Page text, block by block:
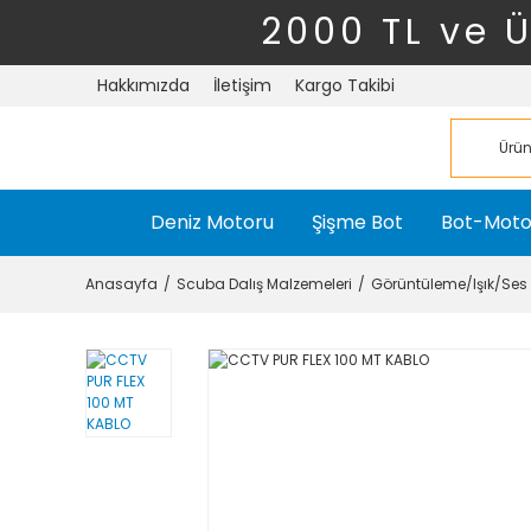
2000 TL ve
Hakkımızda İletişim Kargo Takibi
Deniz Motoru Şişme Bot Bot-
Anasayfa Scuba Dalış Malzemeleri Görüntüleme/Işık/